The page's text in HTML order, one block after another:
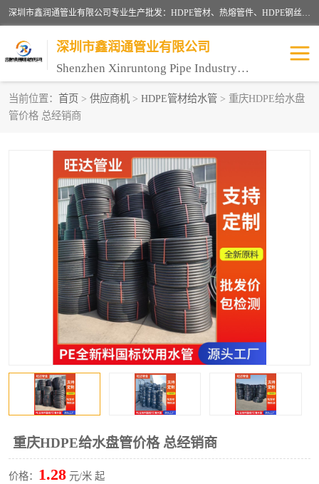
深圳市鑫润通管业有限公司专业生产批发：HDPE管材、热熔管件、HDPE钢丝骨架管、电熔管件、HDPE双壁波纹管、MPP电力管、井盖、PVC管材管件、PPR管材管件等；公司自创建以来，始终秉承“团结、务实、创新、守信”的服务宗旨，凭借专业的服务以及多年的勤奋拼搏，发展成为一家专业销售各种管材管件，绝缘电工套管及配件等系列产品的贸易公司。
深圳市鑫润通管业有限公司
Shenzhen Xinruntong Pipe Industry Co., Ltd
当前位置： 首页 > 供应商机 > HDPE管材给水管 > 重庆HDPE给水盘
管价格 总经销商
重庆HDPE给水盘管价格 总经销商
价格： 1.28 元/米 起
HDPE管材给水管
HDPE双壁波纹管 HDPE电力通讯管
UPVC电力通讯管 MPP电力通信管
联塑PVC管 联塑PPR管
联塑PE管 联塑家装红蓝线管